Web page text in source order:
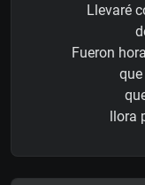
Llevaré
Fueron
llora